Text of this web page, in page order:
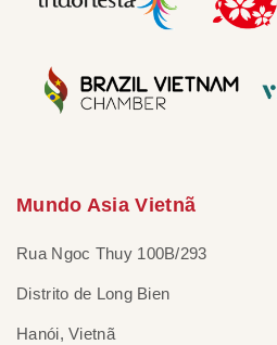
Mundo Asia Vietnã
Rua Ngoc Thuy 100B/293
Distrito de Long Bien
Hanói, Vietnã